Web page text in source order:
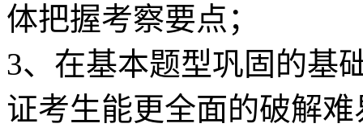
体把握考察要点；
3、在基本题型巩固的基
证考生能更全面的破解